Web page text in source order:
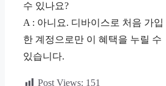
수 있나요?
A : 아니요. 디바이스로 처음 가입
한 계정으로만 이 혜택을 누릴 수
있습니다.
Post Views: 151